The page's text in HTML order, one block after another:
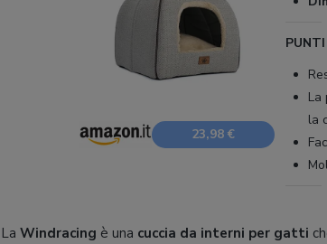
23,98 €
La
la
La Windracing è una cuccia da interni per gatti